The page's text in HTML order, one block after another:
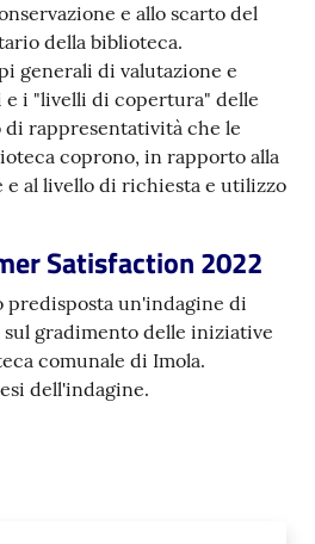
e allo scarto del
della biblioteca.
generali di valutazione e
e i "livelli di copertura" delle
di rappresentatività che le
coprono, in rapporto alla
al livello di richiesta e utilizzo
Satisfaction 2022
predisposta un'indagine di
gradimento delle iniziative
comunale di Imola.
dell'indagine.